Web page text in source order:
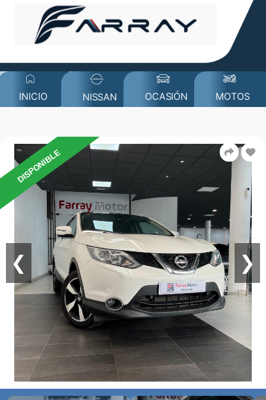
INICIO NISSAN OCASIÓN MOTOS
❮ ❯
DISPONIBLE